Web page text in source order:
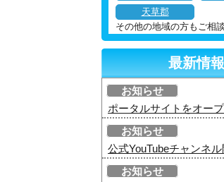
天草郡
その他の地域の方もご相
最新情報
お知らせ
ポータルサイトをオー
お知らせ
公式YouTubeチャンネル
お知らせ